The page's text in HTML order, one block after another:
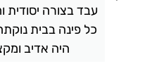
עבד בצורה
כל פינה בבית
היה אדיב